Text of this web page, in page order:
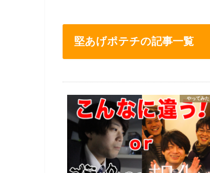
堅あげポテチの記事一覧
やってみた